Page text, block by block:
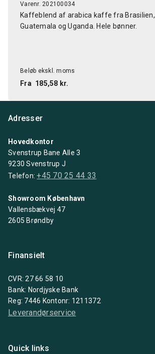
Varenr. 202100034
Kaffeblend af arabica kaffe fra Brasilien,
Guatemala og Uganda. Hele bønner.
Beløb ekskl. moms
Fra 185,58 kr.
Adresser
Hovedkontor
Svenstrup Bane Alle 3
9230 Svenstrup J
Telefon:+45 70 25 44 33
Showroom København
Vallensbækvej 47
2605 Brøndby
Finansielt
CVR: 27 66 58 10
Bank: Nordjyske Bank
Reg: 7446 Kontonr: 1211372
Leverandørservice
Quick links